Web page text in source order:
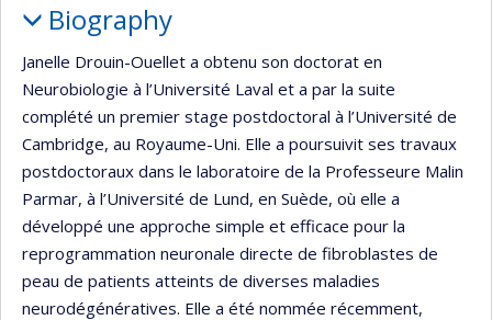
Biography
Janelle Drouin-Ouellet a obtenu son doctorat en
Neurobiologie à l’Université Laval et a par la suite
complété un premier stage postdoctoral à l’Université de
Cambridge, au Royaume-Uni. Elle a poursuivit ses travaux
postdoctoraux dans le laboratoire de la Professeure Malin
Parmar, à l’Université de Lund, en Suède, où elle a
développé une approche simple et efficace pour la
reprogrammation neuronale directe de fibroblastes de
peau de patients atteints de diverses maladies
neurodégénératives. Elle a été nommée récemment,